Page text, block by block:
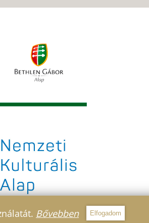
Bővebben Elfogadom